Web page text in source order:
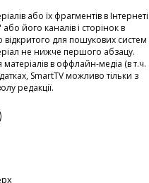
або їх фрагментів в Інтернеті
його каналів і сторінок в
для пошукових систем
не нижче першого абзацу.
в оффлайн-медіа (в т.ч.
SmartTV можливо тільки з
редакції.